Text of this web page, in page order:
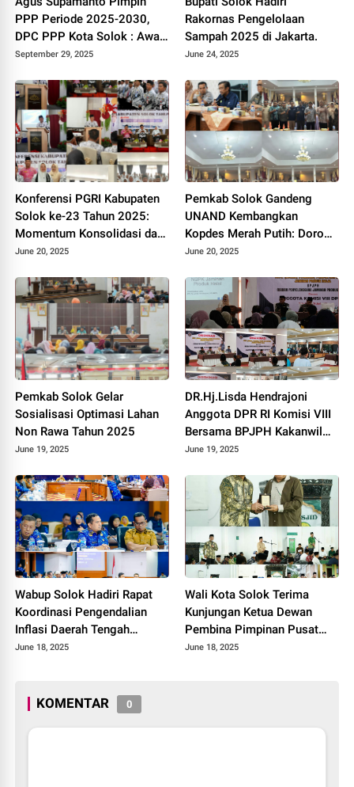
PPP Periode 2025-2030,
DPC PPP Kota Solok : Awal
Kebangkitan Partai Kabah
September 29, 2025
Rakornas Pengelolaan
Sampah 2025 di Jakarta.
June 24, 2025
Konferensi PGRI Kabupaten
Solok ke-23 Tahun 2025:
Momentum Konsolidasi dan
Pemilihan Pengurus Baru.
June 20, 2025
Pemkab Solok Gandeng
UNAND Kembangkan
Kopdes Merah Putih: Dorong
Produksi Pupuk Organik dan
June 20, 2025
Pemkab Solok Gelar
Sosialisasi Optimasi Lahan
Non Rawa Tahun 2025
June 19, 2025
DR.Hj.Lisda Hendrajoni
Anggota DPR RI Komisi VIII
Bersama BPJPH Kakanwil
Sumbar Gelar Roadshow
Kota Solok 2025.
June 19, 2025
Wabup Solok Hadiri Rapat
Koordinasi Pengendalian
Inflasi Daerah Tengah
Provinsi Sumatera Barat
June 18, 2025
Wali Kota Solok Terima
Kunjungan Ketua Dewan
Pembina Pimpinan Pusat
Muhammadiyah Tahun 2025.
June 18, 2025
KOMENTAR 0